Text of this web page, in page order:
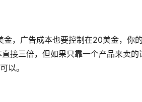
，广告成本也要控制在20美金，你
接三倍，但如果只靠一个产品来卖的
以。